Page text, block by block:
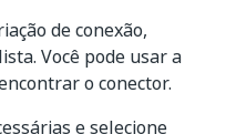
de conexão,
Você pode usar a
o conector.
e selecione